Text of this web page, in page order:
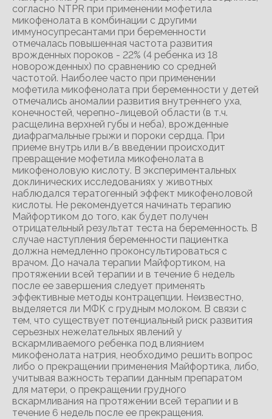
согласно NTPR при применении мофетила
микофенолата в комбинации с другими
иммуносупресантами при беременности
отмечалась повышенная частота развития
врожденных пороков - 22% (4 ребенка из 18
новорожденных) по сравнению со средней
частотой. Наиболее часто при применении
мофетила микофенолата при беременности у детей
отмечались аномалии развития внутреннего уха,
конечностей, черепно-лицевой области (в т.ч.
расщелина верхней губы и неба), врожденные
диафрагмальные грыжи и пороки сердца. При
приеме внутрь или в/в введении происходит
превращение мофетила микофенолата в
микофеноловую кислоту. В экспериментальных
доклинических исследованиях у животных
наблюдался тератогенный эффект микофеноловой
кислоты. Не рекомендуется начинать терапию
Майфортиком до того, как будет получен
отрицательный результат теста на беременность. В
случае наступления беременности пациентка
должна немедленно проконсультироваться с
врачом. До начала терапии Майфортиком, на
протяжении всей терапии и в течение 6 недель
после ее завершения следует применять
эффективные методы контрацепции. Неизвестно,
выделяется ли МФК с грудным молоком. В связи с
тем, что существует потенциальный риск развития
серьезных нежелательных явлений у
вскармливаемого ребенка под влиянием
микофенолата натрия, необходимо решить вопрос
либо о прекращении применения Майфортика, либо,
учитывая важность терапии данным препаратом
для матери, о прекращении грудного
вскармливания на протяжении всей терапии и в
течение 6 недель после ее прекращения.